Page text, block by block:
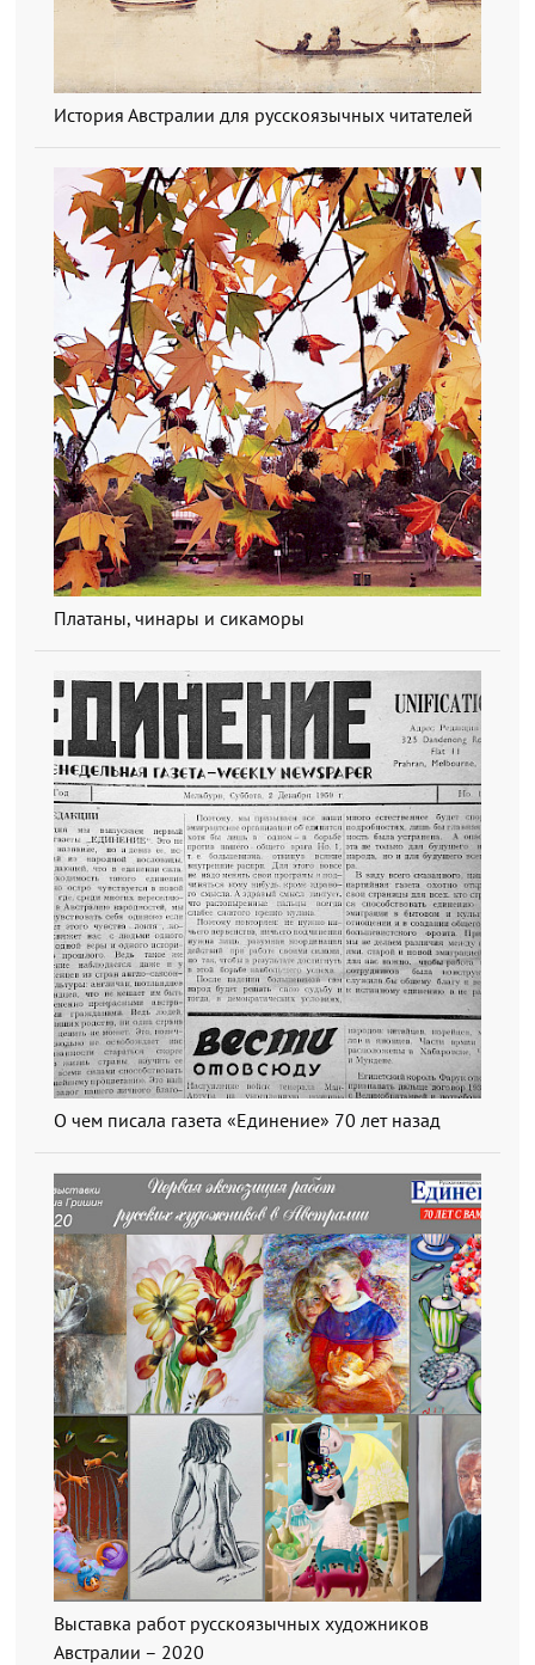
История Австралии для русскоязычных читателей
Платаны, чинары и сикаморы
О чем писала газета «Единение» 70 лет назад
Выставка работ русскоязычных художников
Австралии – 2020